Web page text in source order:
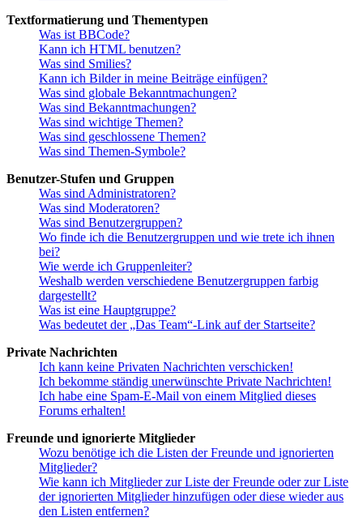
Textformatierung und Thementypen
Was ist BBCode?
Kann ich HTML benutzen?
Was sind Smilies?
Kann ich Bilder in meine Beiträge einfügen?
Was sind globale Bekanntmachungen?
Was sind Bekanntmachungen?
Was sind wichtige Themen?
Was sind geschlossene Themen?
Was sind Themen-Symbole?
Benutzer-Stufen und Gruppen
Was sind Administratoren?
Was sind Moderatoren?
Was sind Benutzergruppen?
Wo finde ich die Benutzergruppen und wie trete ich ihnen
bei?
Wie werde ich Gruppenleiter?
Weshalb werden verschiedene Benutzergruppen farbig
dargestellt?
Was ist eine Hauptgruppe?
Was bedeutet der „Das Team“-Link auf der Startseite?
Private Nachrichten
Ich kann keine Privaten Nachrichten verschicken!
Ich bekomme ständig unerwünschte Private Nachrichten!
Ich habe eine Spam-E-Mail von einem Mitglied dieses
Forums erhalten!
Freunde und ignorierte Mitglieder
Wozu benötige ich die Listen der Freunde und ignorierten
Mitglieder?
Wie kann ich Mitglieder zur Liste der Freunde oder zur Liste
der ignorierten Mitglieder hinzufügen oder diese wieder aus
den Listen entfernen?